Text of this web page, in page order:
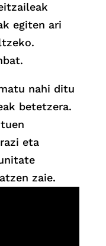
egiten ari
nahi ditu
betetzera.
eta
zaie.